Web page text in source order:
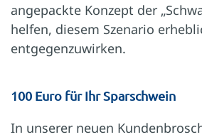
angepackte Konzept der
helfen, diesem Szenario
entgegenzuwirken.
100 Euro für Ihr Sparschwein
In unserer neuen